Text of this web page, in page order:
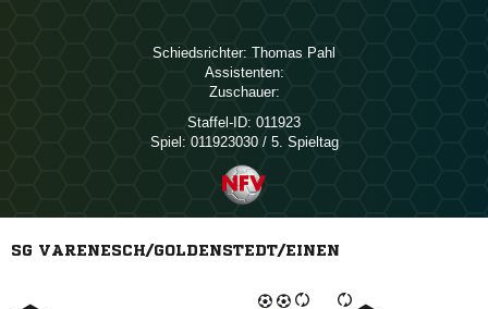
Schiedsrichter:  
Assistenten:
Zuschauer:
Staffel-ID: 011923
Spiel: 011923030 / 5. Spieltag
SG VARENESCH/GOLDENSTEDT/EINEN